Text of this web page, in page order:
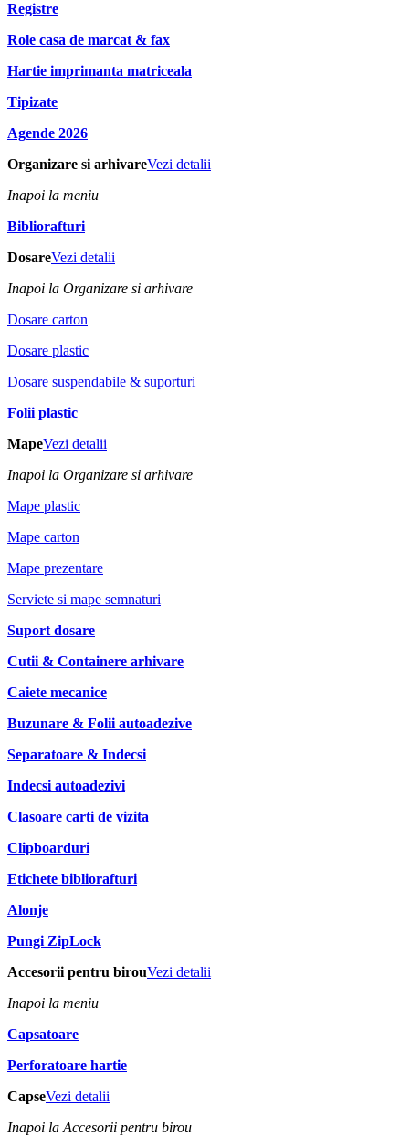
Registre
Role casa de marcat & fax
Hartie imprimanta matriceala
Tipizate
Agende 2026
Organizare si arhivareVezi detalii
Inapoi la meniu
Bibliorafturi
DosareVezi detalii
Inapoi la Organizare si arhivare
Dosare carton
Dosare plastic
Dosare suspendabile & suporturi
Folii plastic
MapeVezi detalii
Inapoi la Organizare si arhivare
Mape plastic
Mape carton
Mape prezentare
Serviete si mape semnaturi
Suport dosare
Cutii & Containere arhivare
Caiete mecanice
Buzunare & Folii autoadezive
Separatoare & Indecsi
Indecsi autoadezivi
Clasoare carti de vizita
Clipboarduri
Etichete bibliorafturi
Alonje
Pungi ZipLock
Accesorii pentru birouVezi detalii
Inapoi la meniu
Capsatoare
Perforatoare hartie
CapseVezi detalii
Inapoi la Accesorii pentru birou